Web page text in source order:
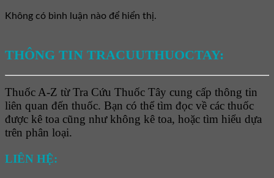
Không có bình luận nào để hiển thị.
THÔNG TIN TRACUUTHUOCTAY:
Thuốc A-Z từ Tra Cứu Thuốc Tây cung cấp thông tin
liên quan đến thuốc. Bạn có thể tìm đọc về các thuốc
được kê toa cũng như không kê toa, hoặc tìm hiểu dựa
trên phân loại.
LIÊN HỆ: